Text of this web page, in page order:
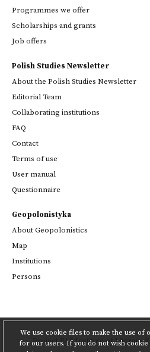
We use cookie files to make the use
for our users. If you do not wish
Programmes we offer
Scholarships and grants
Job offers
Polish Studies Newsletter
About the Polish Studies Newsletter
Editorial Team
Collaborating institutions
FAQ
Contact
Terms of use
User manual
Questionnaire
Geopolonistyka
About Geopolonistics
Map
Institutions
Persons
ProjectPAS Institute of Literary